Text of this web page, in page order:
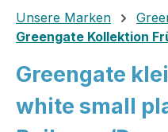
Unsere Marken
Greengate Kollektion
Greengate
white small